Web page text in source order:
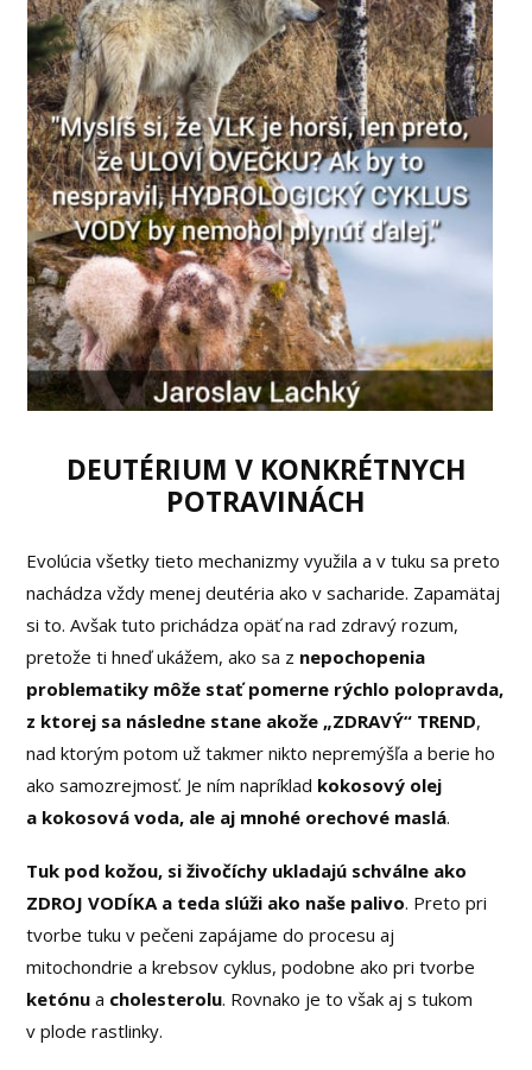
DEUTÉRIUM V KONKRÉTNYCH
POTRAVINÁCH
Evolúcia všetky tieto mechanizmy využila a v tuku sa preto
nachádza vždy menej deutéria ako v sacharide. Zapamätaj
si to. Avšak tuto prichádza opäť na rad zdravý rozum,
pretože ti hneď ukážem, ako sa z nepochopenia
problematiky môže stať pomerne rýchlo polopravda,
z ktorej sa následne stane akože „ZDRAVÝ“ TREND,
nad ktorým potom už takmer nikto nepremýšľa a berie ho
ako samozrejmosť. Je ním napríklad kokosový olej
a kokosová voda, ale aj mnohé orechové maslá.
Tuk pod kožou, si živočíchy ukladajú schválne ako
ZDROJ VODÍKA a teda slúži ako naše palivo. Preto pri
tvorbe tuku v pečeni zapájame do procesu aj
mitochondrie a krebsov cyklus, podobne ako pri tvorbe
ketónu a cholesterolu. Rovnako je to však aj s tukom
v plode rastlinky.